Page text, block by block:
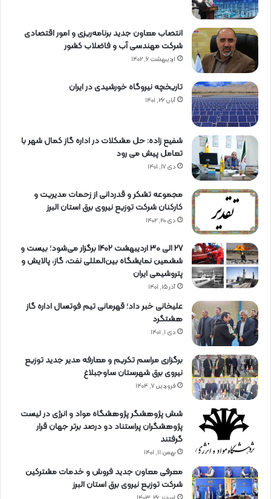
انتصاب معاون جدید برنامه‌ریزی و امور اقتصادی
شرکت مهندسی آب و فاضلاب کشور
اردیبهشت ۶, ۱۴۰۲
تاریخچه نیروگاه خورشیدی در ایران
آبان ۲۶, ۱۴۰۱
شفیع زاده: حل مشکلات در اداره گاز کمال شهر با
تعامل پیش می رود
دی ۱۷, ۱۴۰۱
مجموعه تشکر و قدردانی از زحمات مدیریت و
کارکنان شرکت توزیع نیروی برق استان البرز
دی ۲۰, ۱۴۰۲
27 الی 30 اردیبهشت 1402 برگزار می‌شود؛ بیست و
ششمین نمایشگاه بین‌المللی نفت، گاز، پالایش و
پتروشیمی ایران
آذر ۱۵, ۱۴۰۱
علیخانی خبر داد؛ قهرمانی تیم فوتسال اداره گاز
هشتگرد
دی ۱, ۱۴۰۱
برگزاری مراسم تكریم و معارفه مدیر جدید توزیع
نیروی برق شهرستان ساوجبلاغ
فروردین ۷, ۱۴۰۴
شش پژوهشگر پژوهشگاه مواد و انرژی در لیست
پژوهشگران پراستناد دو درصد برتر جهان قرار
گرفتند
بهمن ۱۱, ۱۴۰۱
معرفی معاون جدید فروش و خدمات مشتركین
شركت توزیع نیروی برق استان البرز